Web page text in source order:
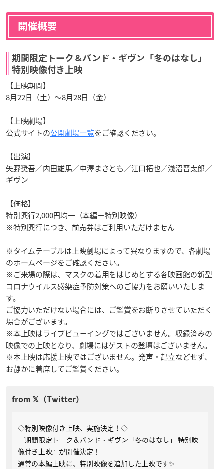
開催概要
期間限定トーク＆バンド・ギヴン「冬のはなし」
特別映像付き上映
【上映期間】
8月22日（土）〜8月28日（金）
【上映劇場】
公式サイトの公開劇場一覧をご確認ください。
【出演】
矢野奨吾／内田雄馬／中澤まさとも／江口拓也／浅沼晋太郎／
ギヴン
【価格】
特別興行2,000円均一（本編＋特別映像）
※特別興行につき、前売券はご利用いただけません
※タイムテーブルは上映劇場によって異なりますので、各劇場
のホームページをご確認ください。
※ご来場の際は、マスクの着用をはじめとする各映画館の新型
コロナウイルス感染症予防対策へのご協力をお願いいたしま
す。
ご協力いただけない場合には、ご鑑賞をお断りさせていただく
場合がございます。
※本上映はライブビューイングではございません。収録済みの
映像での上映となり、劇場にはゲストの登壇はございません。
※本上映は応援上映ではございません。発声・起立などせず、
お静かに着席してご鑑賞ください。
◇特別映像付き上映、実施決定！◇
『期間限定トーク＆バンド・ギヴン「冬のはなし」 特別映
像付き上映』が開催決定！
通常の本編上映に、特別映像を追加した上映です✨